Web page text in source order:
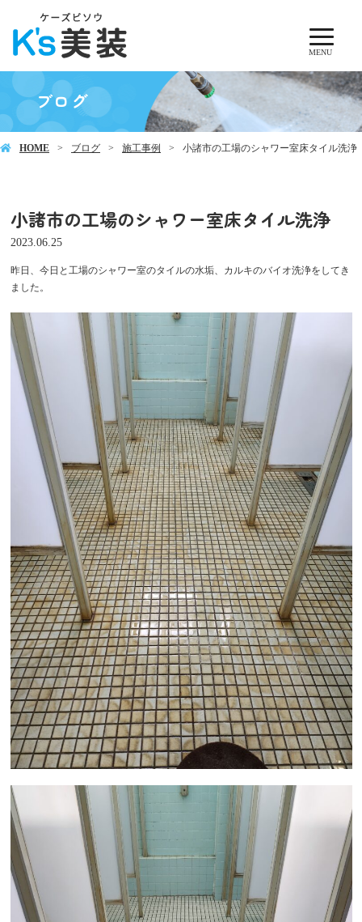
MENU
ブログ
HOME ブログ 施工事例 小諸市の工場のシャワー室床タイル洗浄
小諸市の工場のシャワー室床タイル洗浄
2023.06.25
昨日、今日と工場のシャワー室のタイルの水垢、カルキのバイオ洗浄をしてき
ました。